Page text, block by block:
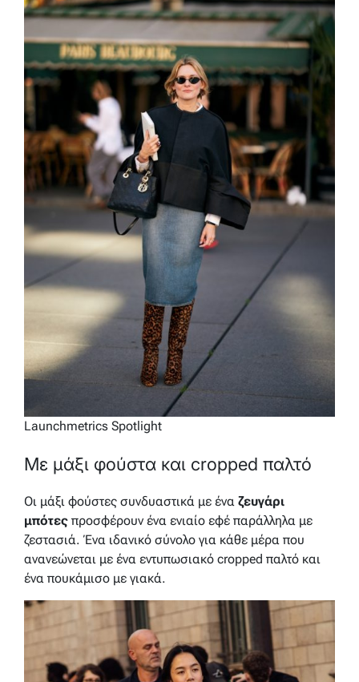
Launchmetrics Spotlight
Με μάξι φούστα και cropped παλτό
Οι μάξι φούστες συνδυαστικά με ένα ζευγάρι
μπότες προσφέρουν ένα ενιαίο εφέ παράλληλα με
ζεστασιά. Ένα ιδανικό σύνολο για κάθε μέρα που
ανανεώνεται με ένα εντυπωσιακό cropped παλτό και
ένα πουκάμισο με γιακά.